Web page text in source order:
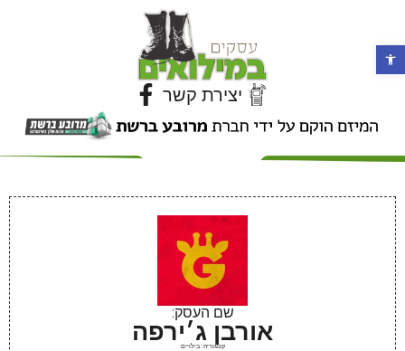
פתח סרגל נגישות
יצירת קשר
שם העסק:
אורבן ג׳ירפה
קטגוריה: בילויים